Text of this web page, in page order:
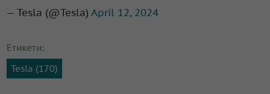
— Tesla (@Tesla) April 12, 2024
Етикети:
Tesla (170)